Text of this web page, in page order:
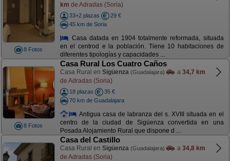
8 Fotos
km de Adradas (Soria)
33+2 plazas
29 €
45 km de Soria
Casa datada en 1904 totalmente reformada, situada
en el centrod e la población. Tiene 10 habitaciones de
diferentes tipologías y capacidades ...
8 Fotos
Casa Rural Los Cuatro Caños
Casa Rural en Sigüenza (Guadalajara) a 34,7 km
de Adradas (Soria)
18 plazas
35 €
70 km de Guadalajara
Antigua casa de labranza del s. XVIII situada en el
centro de la ciudad de Sigüenza convertida en una
Posada Alojamiento Rural que dispone d ...
Casa del Castillo
Casa Rural en Sigüenza (Guadalajara) a 34,8 km
de Adradas (Soria)